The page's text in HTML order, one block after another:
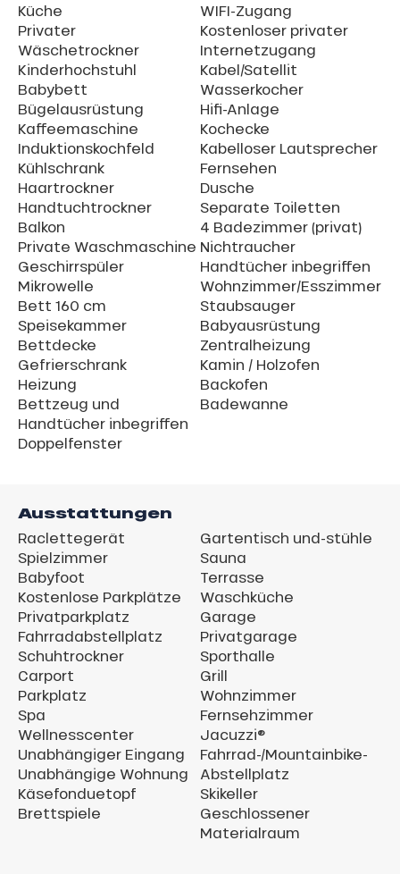
Küche
Privater
Wäschetrockner
Kinderhochstuhl
Babybett
Bügelausrüstung
Kaffeemaschine
Induktionskochfeld
Kühlschrank
Haartrockner
Handtuchtrockner
Balkon
Private Waschmaschine
Geschirrspüler
Mikrowelle
Bett 160 cm
Speisekammer
Bettdecke
Gefrierschrank
Heizung
Bettzeug und
Handtücher inbegriffen
Doppelfenster
WIFI-Zugang
Kostenloser privater
Internetzugang
Kabel/Satellit
Wasserkocher
Hifi-Anlage
Kochecke
Kabelloser Lautsprecher
Fernsehen
Dusche
Separate Toiletten
4 Badezimmer (privat)
Nichtraucher
Handtücher inbegriffen
Wohnzimmer/Esszimmer
Staubsauger
Babyausrüstung
Zentralheizung
Kamin / Holzofen
Backofen
Badewanne
Ausstattungen
Raclettegerät
Spielzimmer
Babyfoot
Kostenlose Parkplätze
Privatparkplatz
Fahrradabstellplatz
Schuhtrockner
Carport
Parkplatz
Spa
Wellnesscenter
Unabhängiger Eingang
Unabhängige Wohnung
Käsefonduetopf
Brettspiele
Gartentisch und-stühle
Sauna
Terrasse
Waschküche
Garage
Privatgarage
Sporthalle
Grill
Wohnzimmer
Fernsehzimmer
Jacuzzi®
Fahrrad-/Mountainbike-
Abstellplatz
Skikeller
Geschlossener
Materialraum